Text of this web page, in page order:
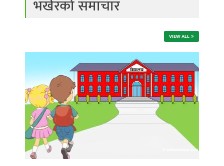
भर्खरको समाचार
VIEW ALL